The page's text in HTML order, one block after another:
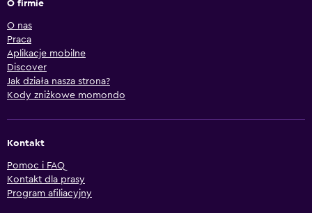
O firmie
O nas
Praca
Aplikacje mobilne
Discover
Jak działa nasza strona?
Kody zniżkowe momondo
Kontakt
Pomoc i FAQ
Kontakt dla prasy
Program afiliacyjny